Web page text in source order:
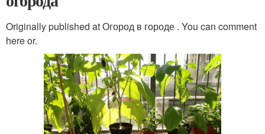
Originally published at Огород в городе . You can comment
here or.